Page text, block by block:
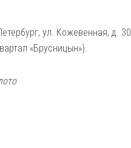
ул. Кожевенная, д. 30
«Брусницын»).